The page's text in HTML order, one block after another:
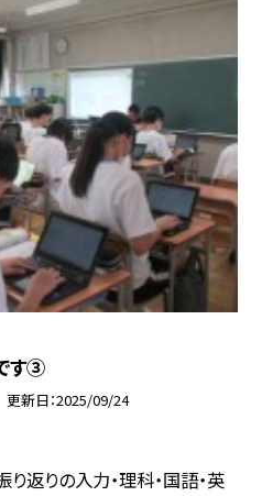
す③
更新日 2025/09/24
り返りの入力・理科・国語・英